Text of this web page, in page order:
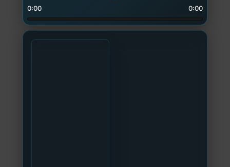
0:00 0:00